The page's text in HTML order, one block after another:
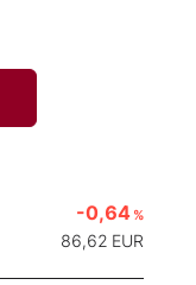
-0,64 %
86,62 EUR